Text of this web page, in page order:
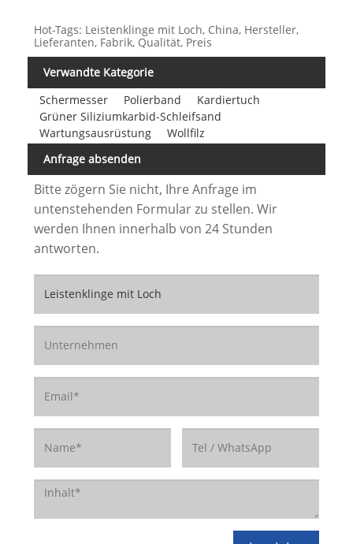
Hot-Tags: Leistenklinge mit Loch, China, Hersteller,
Lieferanten, Fabrik, Qualität, Preis
Verwandte Kategorie
Schermesser
Polierband
Kardiertuch
Grüner Siliziumkarbid-Schleifsand
Wartungsausrüstung
Wollfilz
Anfrage absenden
Bitte zögern Sie nicht, Ihre Anfrage im
untenstehenden Formular zu stellen. Wir
werden Ihnen innerhalb von 24 Stunden
antworten.